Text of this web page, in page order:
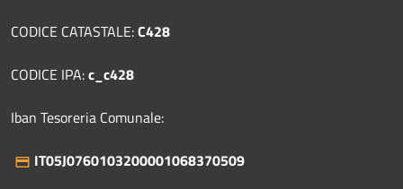
CODICE CATASTALE:C428
CODICE IPA:c_c428
Iban Tesoreria Comunale:
IT05J0760103200001068370509